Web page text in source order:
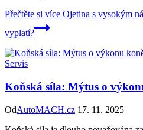
Přečtěte si více Ojetina s vysokým
vyplatí?
Servis
Koňská síla: Mýtus o
OdAutoMACH.cz 17. 11. 2025